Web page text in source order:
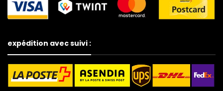
expédition avec suivi :